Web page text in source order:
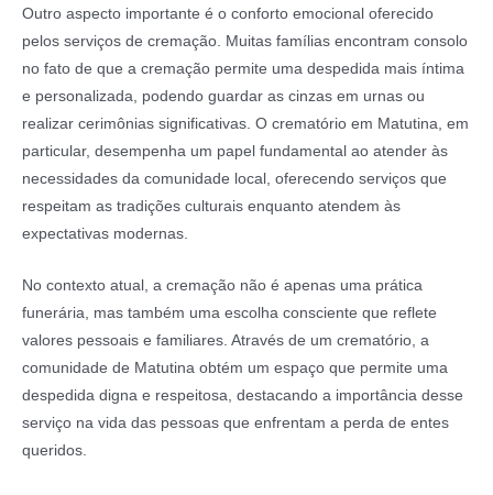
Outro aspecto importante é o conforto emocional oferecido
pelos serviços de cremação. Muitas famílias encontram consolo
no fato de que a cremação permite uma despedida mais íntima
e personalizada, podendo guardar as cinzas em urnas ou
realizar cerimônias significativas. O crematório em Matutina, em
particular, desempenha um papel fundamental ao atender às
necessidades da comunidade local, oferecendo serviços que
respeitam as tradições culturais enquanto atendem às
expectativas modernas.
No contexto atual, a cremação não é apenas uma prática
funerária, mas também uma escolha consciente que reflete
valores pessoais e familiares. Através de um crematório, a
comunidade de Matutina obtém um espaço que permite uma
despedida digna e respeitosa, destacando a importância desse
serviço na vida das pessoas que enfrentam a perda de entes
queridos.